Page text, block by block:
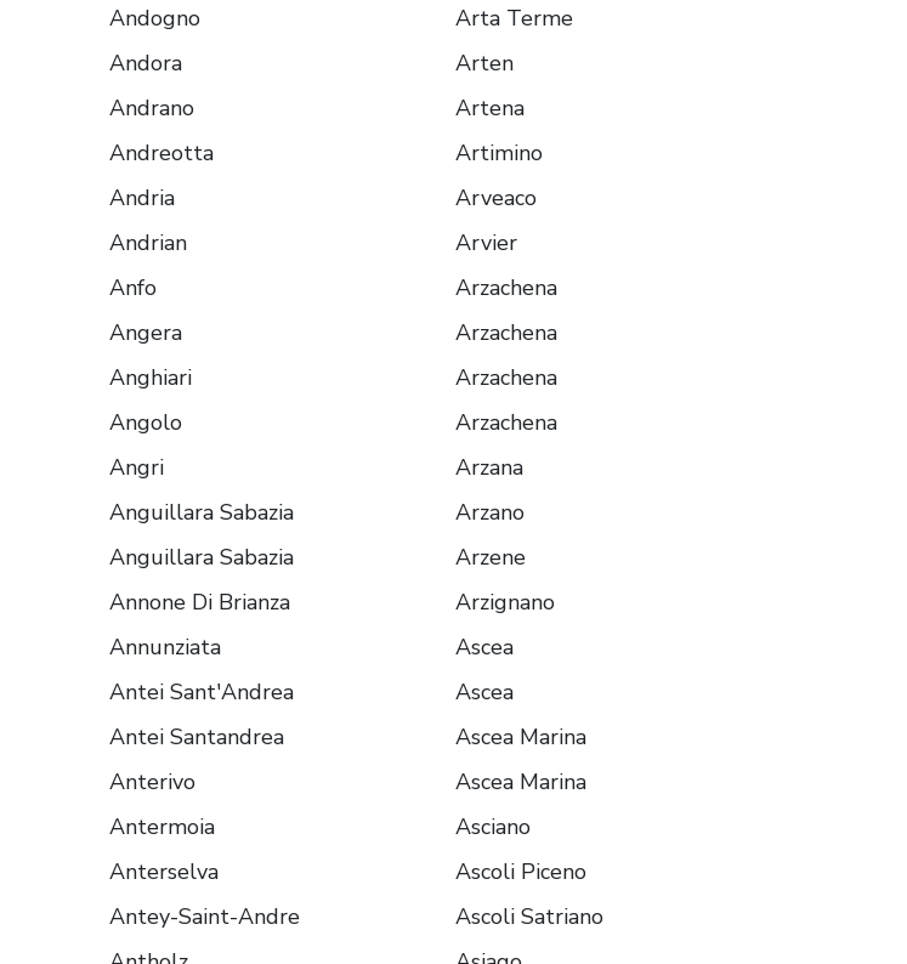
Andogno
Andora
Andrano
Andreotta
Andria
Andrian
Anfo
Angera
Anghiari
Angolo
Angri
Anguillara Sabazia
Anguillara Sabazia
Annone Di Brianza
Annunziata
Antei Sant'Andrea
Antei Santandrea
Anterivo
Antermoia
Anterselva
Antey-Saint-Andre
Arta Terme
Arten
Artena
Artimino
Arveaco
Arvier
Arzachena
Arzachena
Arzachena
Arzachena
Arzana
Arzano
Arzene
Arzignano
Ascea
Ascea
Ascea Marina
Ascea Marina
Asciano
Ascoli Piceno
Ascoli Satriano